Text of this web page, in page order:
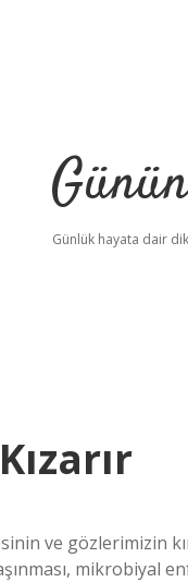
Günlük hayata dair
ve gözlerimizin
mikrobiyal